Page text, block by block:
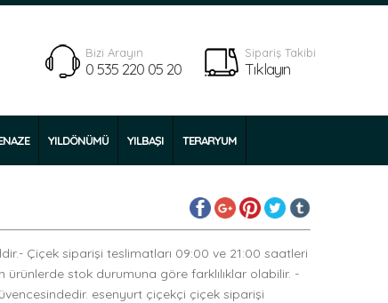
Bizi Arayın
0 535 220 05 20
Sipariş Takibi
Tıklayın
YILDÖNÜMÜ YILBAŞI TERARYUM
Çiçek siparişi teslimatları 09:00 ve 21:00 saatleri
ürünlerde stok durumuna göre farklılıklar olabilir. -
esenyurt çiçekçi çiçek siparişi